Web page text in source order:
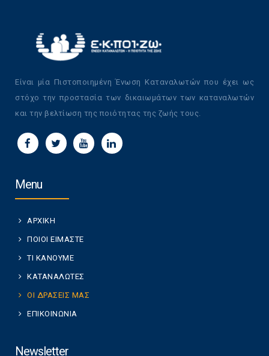
Είναι μία Πιστοποιημένη Ένωση Καταναλωτών που έχει ως
στόχο την προστασία των δικαιωμάτων των καταναλωτών
και την βελτίωση της ποιότητας της ζωής τους.
Menu
ΑΡΧΙΚΗ
ΠΟΙΟΙ ΕΙΜΑΣΤΕ
ΤΙ ΚΑΝΟΥΜΕ
ΚΑΤΑΝΑΛΩΤΕΣ
ΟΙ ΔΡΑΣΕΙΣ ΜΑΣ
ΕΠΙΚΟΙΝΩΝΙΑ
Newsletter